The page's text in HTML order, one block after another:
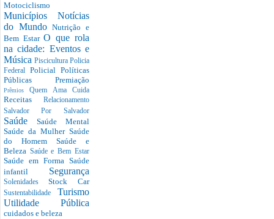
Motociclismo
Municípios Notícias
do MundoNutrição e
Bem EstarO que rola
na cidade: Eventos e
Música Piscicultura Policia
Federal Policial Políticas
Públicas Premiação
PrêmiosQuem Ama Cuida
Receitas Relacionamento
Salvador Por Salvador
Saúde Saúde Mental
Saúde da Mulher Saúde
do Homem Saúde e
Beleza Saúde e Bem Estar
Saúde em Forma Saúde
infantil Segurança
SolenidadesStock Car
Sustentabilidade Turismo
Utilidade Pública
cuidados e beleza